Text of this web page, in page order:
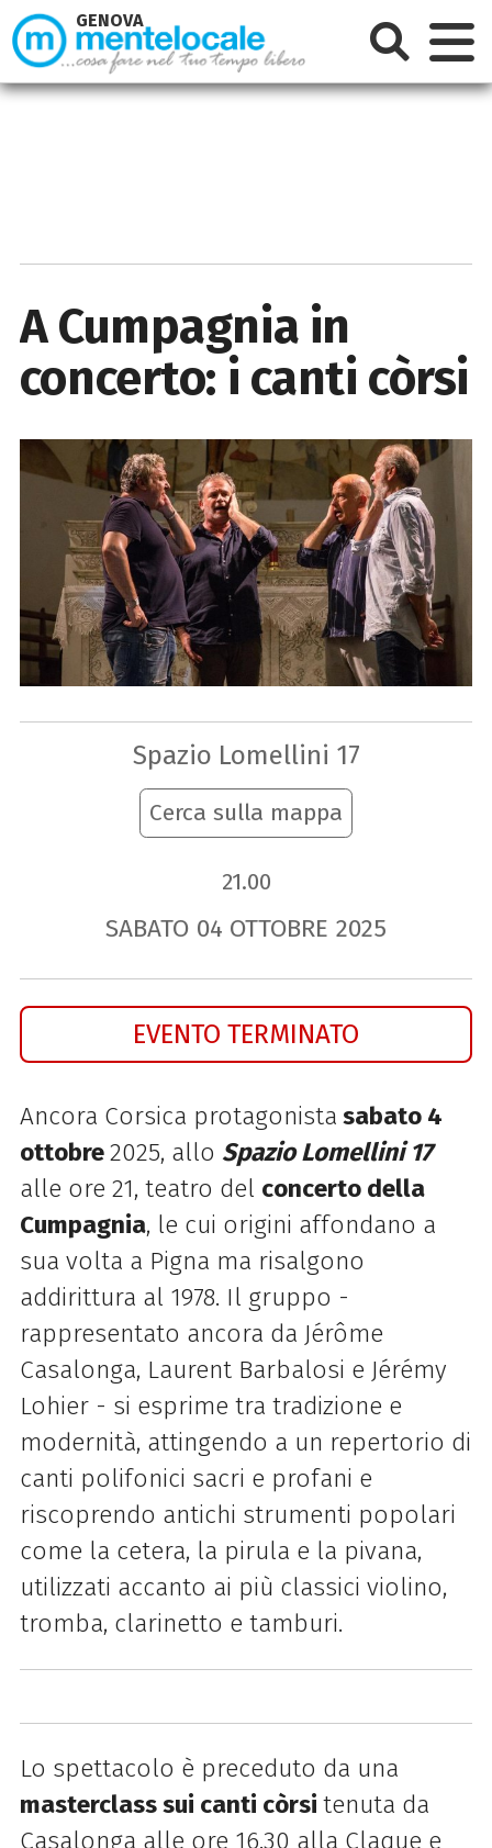
A Cumpagnia in
concerto: i canti còrsi
Spazio Lomellini 17
Cerca sulla mappa
21.00
SABATO 04 OTTOBRE 2025
EVENTO TERMINATO
Ancora Corsica protagonista sabato 4
ottobre2025, allo Spazio Lomellini 17
alle ore 21, teatro del concerto della
Cumpagnia, le cui origini affondano a
sua volta a Pigna ma risalgono
addirittura al 1978. Il gruppo -
rappresentato ancora da Jérôme
Casalonga, Laurent Barbalosi e Jérémy
Lohier - si esprime tra tradizione e
modernità, attingendo a un repertorio di
canti polifonici sacri e profani e
riscoprendo antichi strumenti popolari
come la cetera, la pirula e la pivana,
utilizzati accanto ai più classici violino,
tromba, clarinetto e tamburi.
Lo spettacolo è preceduto da una
masterclass sui canti còrsi tenuta da
Casalonga alle ore 16.30 alla Claque e
GENOVA